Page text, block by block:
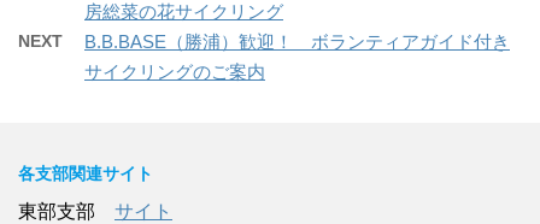
房総菜の花サイクリング
NEXT
B.B.BASE（勝浦）歓迎！ ボランティアガイド付き
サイクリングのご案内
各支部関連サイト
東部支部 サイト